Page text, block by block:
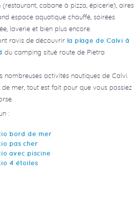
(restaurant, cabane à pizza, épicerie), aires
espace aquatique chauffé, soirées
laverie et bien plus encore.
ravis de découvrir la plage de Calvi à
du camping situé route de Pietra
activités nautiques de Calvi.
mer, tout est fait pour que vous passiez
:
bord de mer
pas cher
avec piscine
4 étoiles